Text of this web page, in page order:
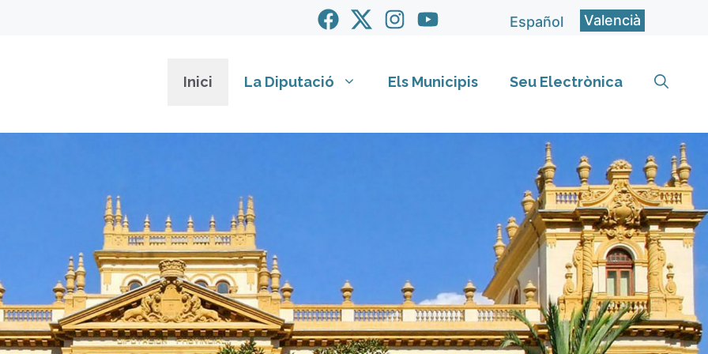
Español Valencià
Inici La Diputació Els Municipis Seu Electrònica